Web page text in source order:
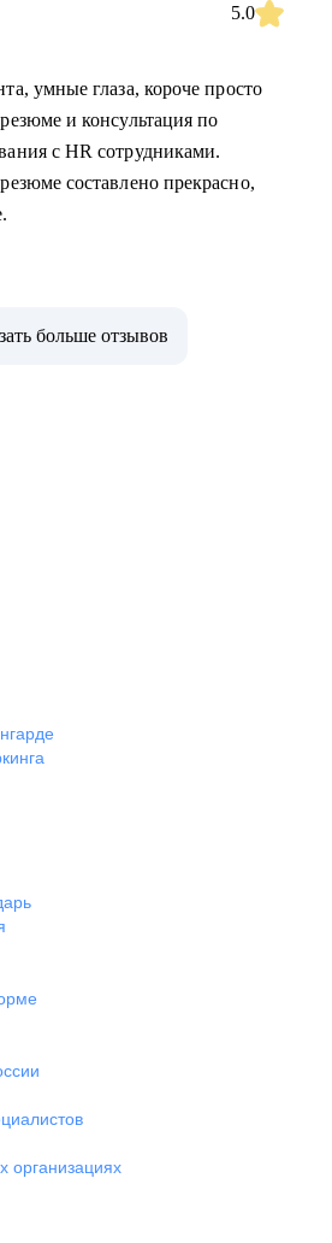
5.0
умные глаза, короче просто
и консультация по
с HR сотрудниками.
составлено прекрасно,
больше отзывов
организациях